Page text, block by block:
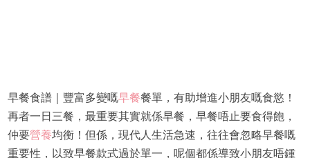
早餐食譜｜豐富多變嘅早餐餐單，有助增進小朋友嘅食慾！
再者一日三餐，最重要其實就係早餐，早餐唔止要食得飽，
仲要營養均衡！但係，現代人生活急速，往往會忽略早餐嘅
重要性，以致早餐款式過於單一，呢個都係導致小朋友唔鍾